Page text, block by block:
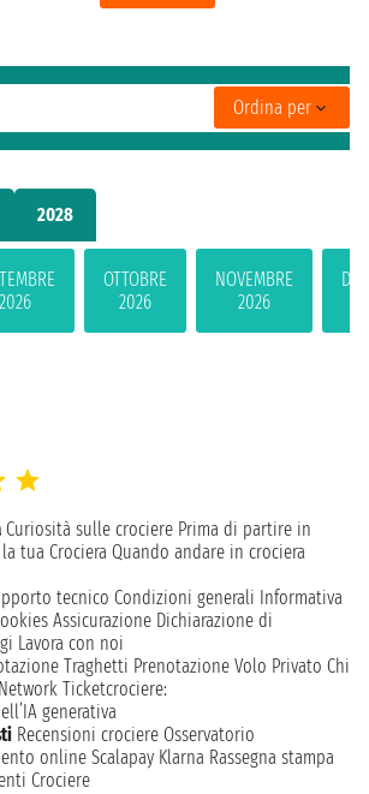
2028
2026
OTTOBRE
2026
NOVEMBRE
2026
Ordina per
Curiosità sulle crociere Prima di partire in
tua Crociera Quando andare in crociera
tecnico Condizioni generali Informativa
Assicurazione Dichiarazione di
Lavora con noi
Traghetti Prenotazione Volo Privato Chi
Network Ticketcrociere:
generativa
Recensioni crociere Osservatorio
online Scalapay Klarna Rassegna stampa
Crociere